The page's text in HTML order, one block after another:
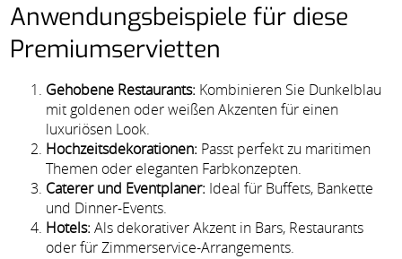
Anwendungsbeispiele für diese
Premiumservietten
Gehobene Restaurants: Kombinieren Sie Dunkelblau
mit goldenen oder weißen Akzenten für einen
luxuriösen Look.
Hochzeitsdekorationen: Passt perfekt zu maritimen
Themen oder eleganten Farbkonzepten.
Caterer und Eventplaner: Ideal für Buffets, Bankette
und Dinner-Events.
Hotels: Als dekorativer Akzent in Bars, Restaurants
oder für Zimmerservice-Arrangements.